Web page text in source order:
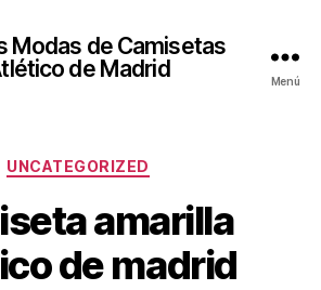
Modas de Camisetas
de Madrid
Menú
Categorías
UNCATEGORIZED
amarilla
de madrid